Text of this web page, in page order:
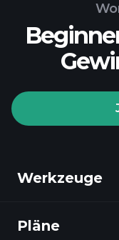
Werkzeuge
Entdecken
Pläne